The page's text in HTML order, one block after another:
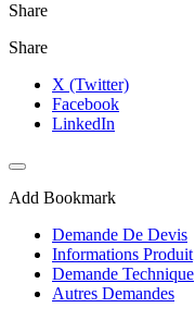
Share
Share
X (Twitter)
Facebook
LinkedIn
Add Bookmark
Demande De Devis
Informations Produit
Demande Technique
Autres Demandes